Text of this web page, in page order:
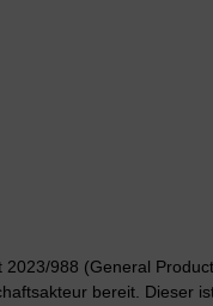
988 (General
bereit. Dieser